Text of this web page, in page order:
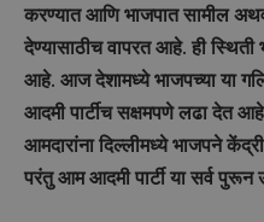
करण्यात आणि भाजपात सामील
देण्यासाठीच वापरत आहे. ही स्थिती
आहे. आज देशामध्ये भाजपच्या या
आदमी पार्टीच सक्षमपणे लढा देत
आमदारांना दिल्लीमध्ये भाजपने
परंतु आम आदमी पार्टी या सर्व